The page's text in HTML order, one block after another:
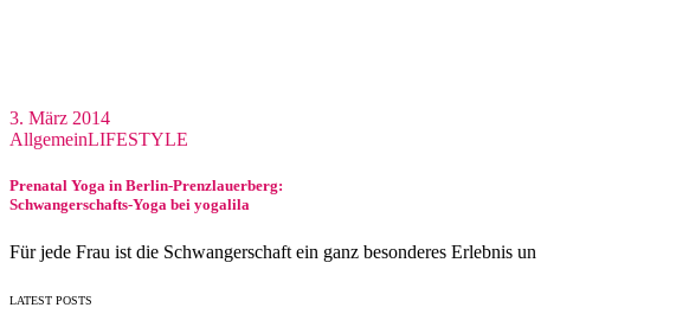
3. März 2014
AllgemeinLIFESTYLE
Prenatal Yoga in Berlin-Prenzlauerberg:
Schwangerschafts-Yoga bei yogalila
Für jede Frau ist die Schwangerschaft ein ganz besonderes Erlebnis un
LATEST POSTS